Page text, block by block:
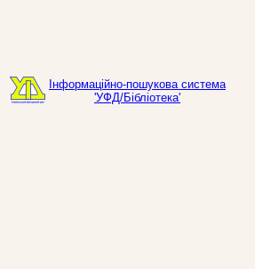
Інформаційно-пошукова система
'УФД/Бібліотека'